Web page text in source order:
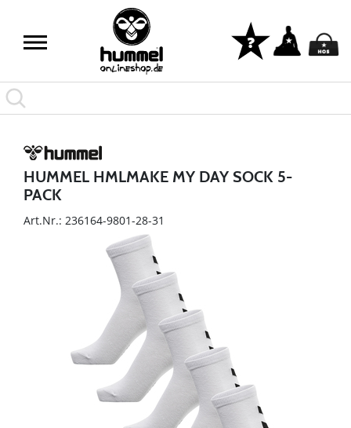
HUMMEL HMLMAKE MY DAY SOCK 5-
PACK
Art.Nr.: 236164-9801-28-31